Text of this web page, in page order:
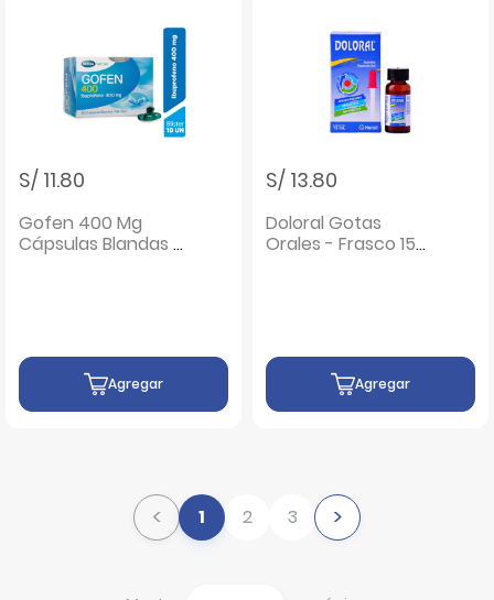
S/ 11.80
Gofen 400 Mg
Cápsulas Blandas -
Agregar
S/ 13.80
Doloral Gotas
Orales - Frasco 15
Agregar
< 1 2 3 >